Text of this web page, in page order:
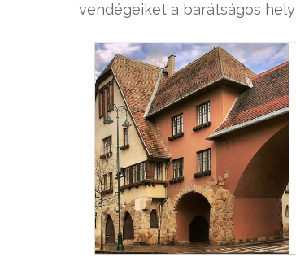
vendégeiket a barátságos